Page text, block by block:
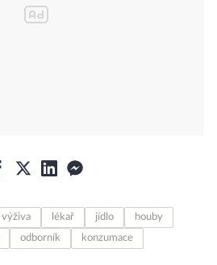
výživa lékař jídlo
houby
odborník
konzumace